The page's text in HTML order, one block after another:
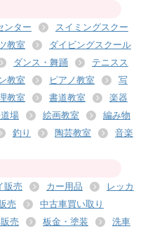
ンター
スイミングスクー
教室
ダイビングスクール
ダンス・舞踊
テニスス
教室 ピアノ教室
写
教室 書道教室
楽器
場 絵画教室
編み物
釣り 陶芸教室
音楽
販売 カー用品
レッカ
売
中古車買い取り
売 板金・塗装
洗車